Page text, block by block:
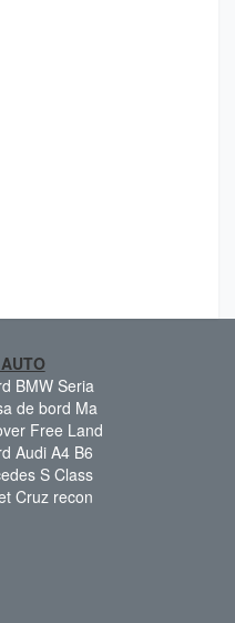
BMW Seria
de bord Ma
Free Land
Audi A4 B6
S Class
Cruz recon